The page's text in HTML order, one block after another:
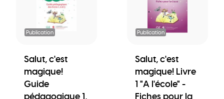
Publication
Salut, c'est
magique!
Guide
pédagogique 1,
Publication
Salut, c'est
magique! Livre
1 "A l'école" -
Fiches pour la